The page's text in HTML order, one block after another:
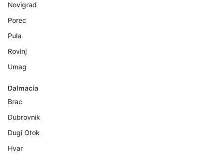
Novigrad
Porec
Pula
Rovinj
Umag
Dalmacia
Brac
Dubrovnik
Dugi Otok
Hvar